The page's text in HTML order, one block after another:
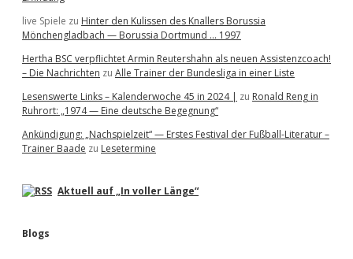
live Spiele zu Hinter den Kulissen des Knallers Borussia
Mönchengladbach — Borussia Dortmund … 1997
Hertha BSC verpflichtet Armin Reutershahn als neuen Assistenzcoach!
– Die Nachrichten zu Alle Trainer der Bundesliga in einer Liste
Lesenswerte Links – Kalenderwoche 45 in 2024 | zu Ronald Reng in
Ruhrort: „1974 — Eine deutsche Begegnung“
Ankündigung: „Nachspielzeit“ — Erstes Festival der Fußball-Literatur –
Trainer Baade zu Lesetermine
Aktuell auf „In voller Länge“
Blogs